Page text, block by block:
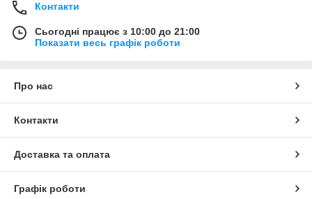
Контакти
Сьогодні працює з 10:00 до 21:00
Показати весь графік роботи
Про нас
Контакти
Доставка та оплата
Графік роботи